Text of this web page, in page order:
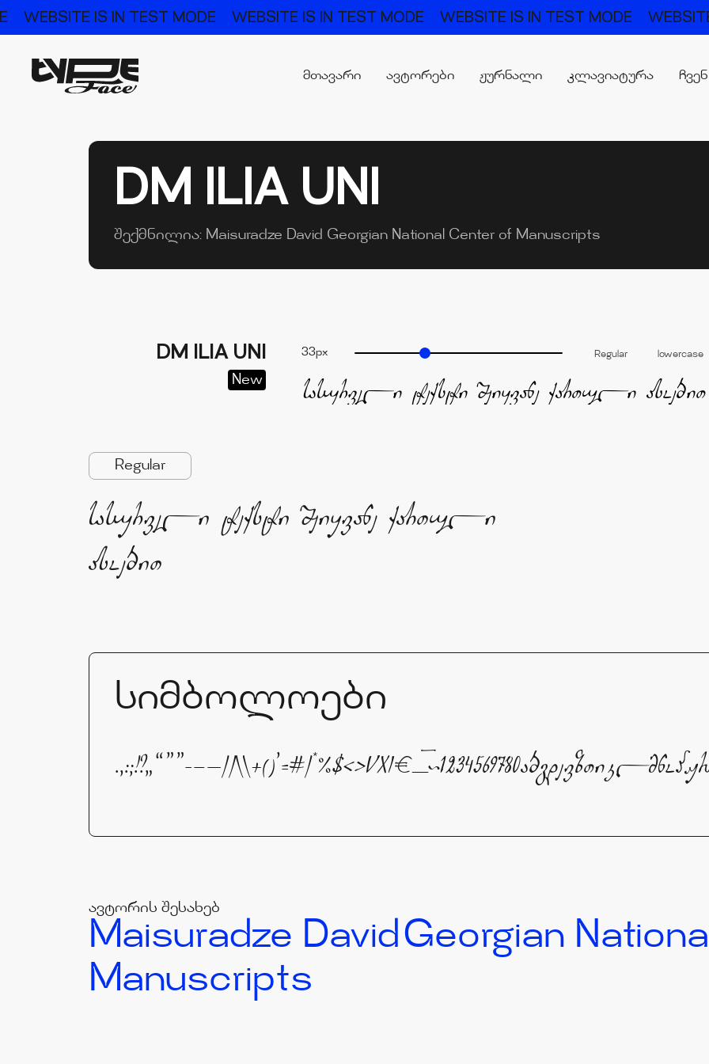
WEBSITE IS IN TEST MODE WEBSITE IS IN TEST MODE WEBSITE IS IN TEST MODE
მთავარი ავტორები ჟურნალი კლავიატურა
DM ILIA UNI
შექმნილია: Maisuradze David Georgian National Center of Manuscripts
DM ILIA UNI
New
33px Regular lowercase
Regular
სასურველი ტექსტი შეიყვანე ქართული
ასოებით
სიმბოლოები
.,:;!?„“”"-–—//
ავტორის შესახებ
Maisuradze DavidGeorgian
Manuscripts